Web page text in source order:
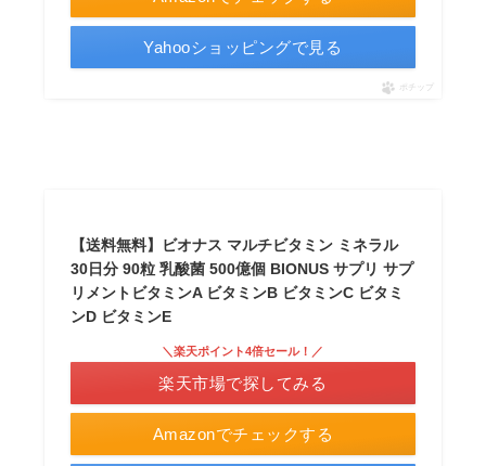
Yahooショッピングで見る
ポチップ
【送料無料】ビオナス マルチビタミン ミネラル
30日分 90粒 乳酸菌 500億個 BIONUS サプリ サプ
リメントビタミンA ビタミンB ビタミンC ビタミ
ンD ビタミンE
Amazonでチェックする
＼楽天ポイント4倍セール！／
楽天市場で探してみる